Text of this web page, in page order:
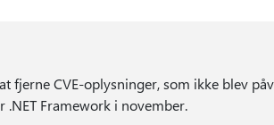
fjerne CVE-oplysninger, som ikke blev
Framework i november.